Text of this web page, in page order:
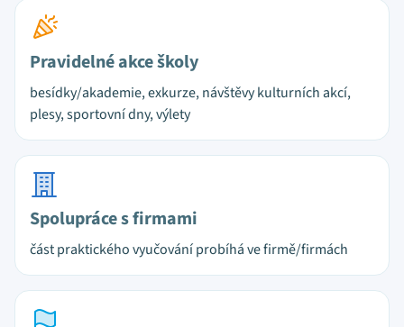
Pravidelné akce školy
besídky/akademie, exkurze, návštěvy kulturních akcí,
plesy, sportovní dny, výlety
Spolupráce s firmami
část praktického vyučování probíhá ve firmě/firmách